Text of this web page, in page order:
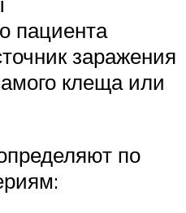
пациента
заражения
клеща или
по